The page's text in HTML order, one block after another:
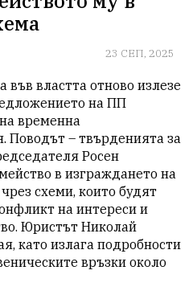
23 СЕП, 2025
във властта отново излезе
на ПП
временна
Поводът – твърденията за
Росен
в изграждането на
схеми, които будят
на интереси и
Юристът Николай
като излага подробности
връзки около